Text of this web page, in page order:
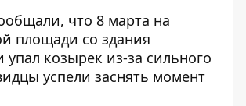
что 8 марта на
площади со здания
упал козырек из-за сильного
успели заснять момент